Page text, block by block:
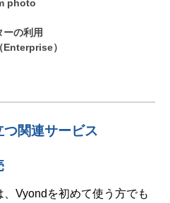
photo
ーの利用
）
関連サービス
Vyondを初めて使う方でも